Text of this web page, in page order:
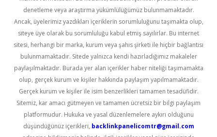
denetleme veya araştırma yükümlülüğümüz bulunmamaktadır.
Ancak, üyelerimiz yazdıkları içeriklerin sorumluluğunu taşımakta olup,
siteye üye olarak bu sorumluluğu kabul etmiş sayılırlar. Bu internet
sitesi, herhangi bir marka, kurum veya şahıs şirketi ile hiçbir bağlantısı
bulunmamaktadır. Sitede yalnızca kendi hazırladığımız makaleler
paylaşılmaktadır. Burada yer alan içerikler haber niteliği taşımamakta
olup, gerçek kurum ve kişiler hakkında paylaşım yapılmamaktadır.
Gerçek kurum ve kişiler ile isim benzerlikleri tamamen tesadüfidir.
Sitemiz, kar amacı gütmeyen ve tamamen ücretsiz bir bilgi paylaşım
platformudur. Hukuka ve yasal düzenlemelere aykırı olduğunu
düşündüğünüz içerikleri, backlinkpanelicomtr@gmail.com